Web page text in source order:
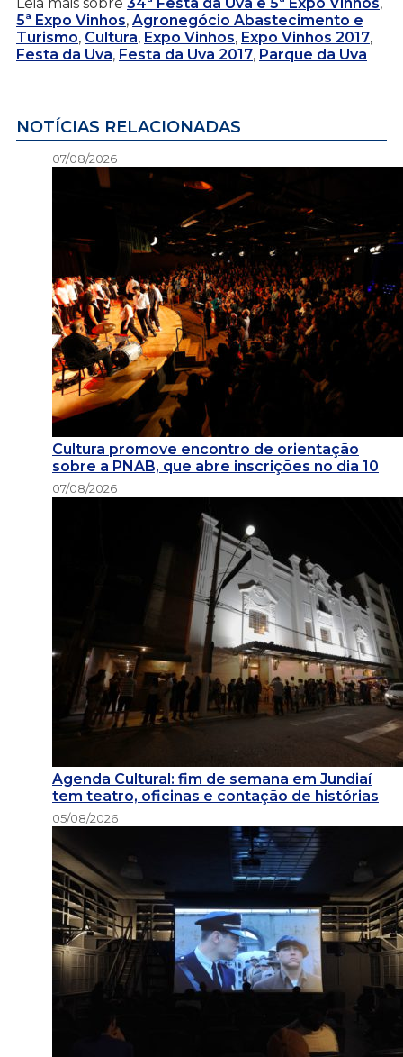
5ª Expo Vinhos, Agronegócio Abastecimento e
Turismo, Cultura, Expo Vinhos, Expo Vinhos 2017,
Festa da Uva, Festa da Uva 2017, Parque da Uva
NOTÍCIAS RELACIONADAS
07/08/2026
Cultura promove encontro de orientação
sobre a PNAB, que abre inscrições no dia 10
07/08/2026
Agenda Cultural: fim de semana em Jundiaí
tem teatro, oficinas e contação de histórias
05/08/2026